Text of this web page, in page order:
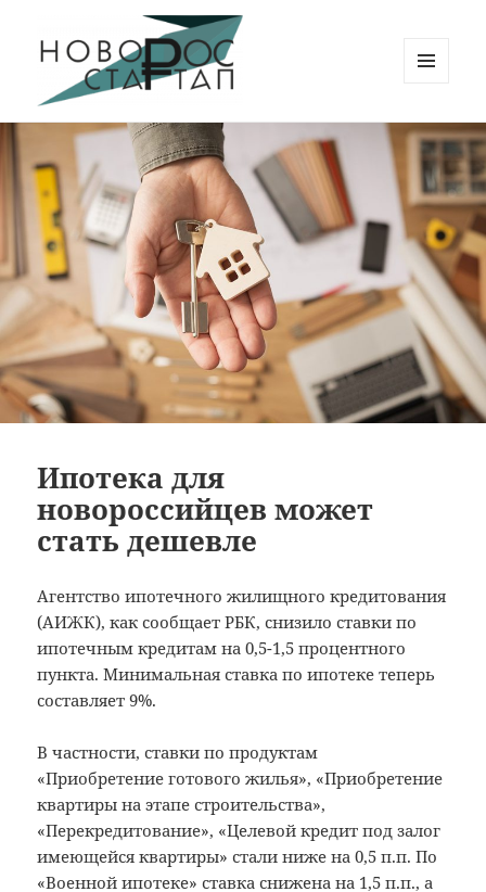
Новорос Стартап
ВИДЖЕТЫ
Ипотека для
новороссийцев может
стать дешевле
Агентство ипотечного жилищного кредитования
(АИЖК), как сообщает РБК, снизило ставки по
ипотечным кредитам на 0,5-1,5 процентного
пункта. Минимальная ставка по ипотеке теперь
составляет 9%.
В частности, ставки по продуктам
«Приобретение готового жилья», «Приобретение
квартиры на этапе строительства»,
«Перекредитование», «Целевой кредит под залог
имеющейся квартиры» стали ниже на 0,5 п.п. По
«Военной ипотеке» ставка снижена на 1,5 п.п., а